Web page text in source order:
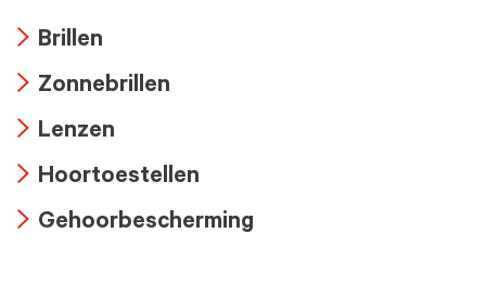
icon
Brillen
icon
Zonnebrillen
icon
Lenzen
icon
Hoortoestellen
Gehoorbescherming